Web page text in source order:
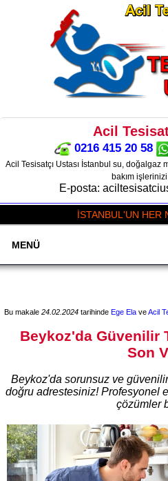
Acil
0216 415 20 58
Acil Tesisatçı Ustası İstanbul su, doğalgaz
bakım
E-posta:
İSTANBUL'UN HER
MENÜ
Bu makale 24.02.2024 tarihinde Ege Ela veAcil
Beykoz'da Güvenilir
Son
Beykoz'da sorunsuz ve güvenilir
doğru adrestesiniz! Profesyonel
çözümler